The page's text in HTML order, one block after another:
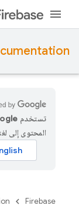
المحتوى إلى
Firebase